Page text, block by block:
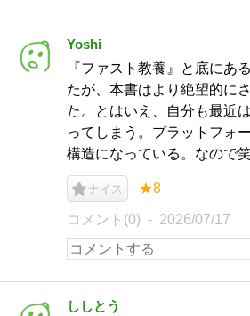
Yoshi
『ファスト教養』と底にあ
たが、本書はより絶望的に
た。とはいえ、自分も最近
ってしまう。プラットフォ
構造になっている。なので笑
ナイス ★8
コメント(0) 2026/07/17
ししとう